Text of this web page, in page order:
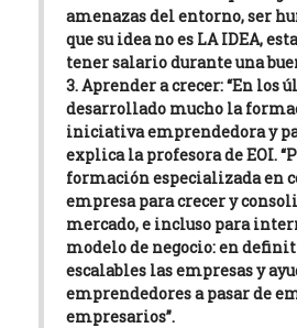
amenazas del entorno, ser
que su idea no es LA IDEA,
tener salario durante una
3. Aprender a crecer:“En los
desarrollado mucho la
iniciativa emprendedora y
explica la profesora de EOI.
formación especializada en
empresa para crecer y
mercado, e incluso para
modelo de negocio: en
escalables las empresas y
emprendedores a pasar de
empresarios”.